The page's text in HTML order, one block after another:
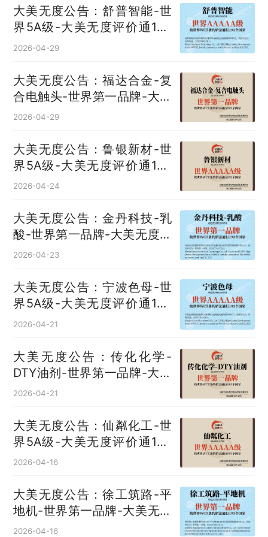
大美无度公告：舒普智能-世
界5A级-大美无度评价通193
国
2026-04-29
大美无度公告：福达合金-复
合电触头‌-世界第一品牌-大美
无度评价通193国
2026-04-29
大美无度公告：鲁银新材-世
界5A级-大美无度评价通193
国
2026-04-24
大美无度公告：金丹科技-乳
酸‌-世界第一品牌-大美无度评
价通193国
2026-04-23
大美无度公告：宁波色母-世
界5A级-大美无度评价通193
国
2026-04-21
大美无度公告：传化化学-
DTY油剂‌-世界第一品牌-大美
无度评价通193国
2026-04-21
大美无度公告：仙粼化工-世
界5A级-大美无度评价通193
国
2026-04-16
大美无度公告：徐工筑路-平
地机‌-世界第一品牌-大美无度
评价通193国
2026-04-16